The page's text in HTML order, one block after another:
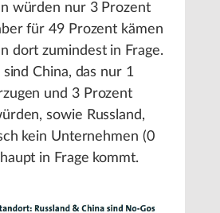
würden nur 3 Prozent
für 49 Prozent kämen
dort zumindest in Frage.
China, das nur 1
und 3 Prozent
sowie Russland,
kein Unternehmen (0
in Frage kommt.